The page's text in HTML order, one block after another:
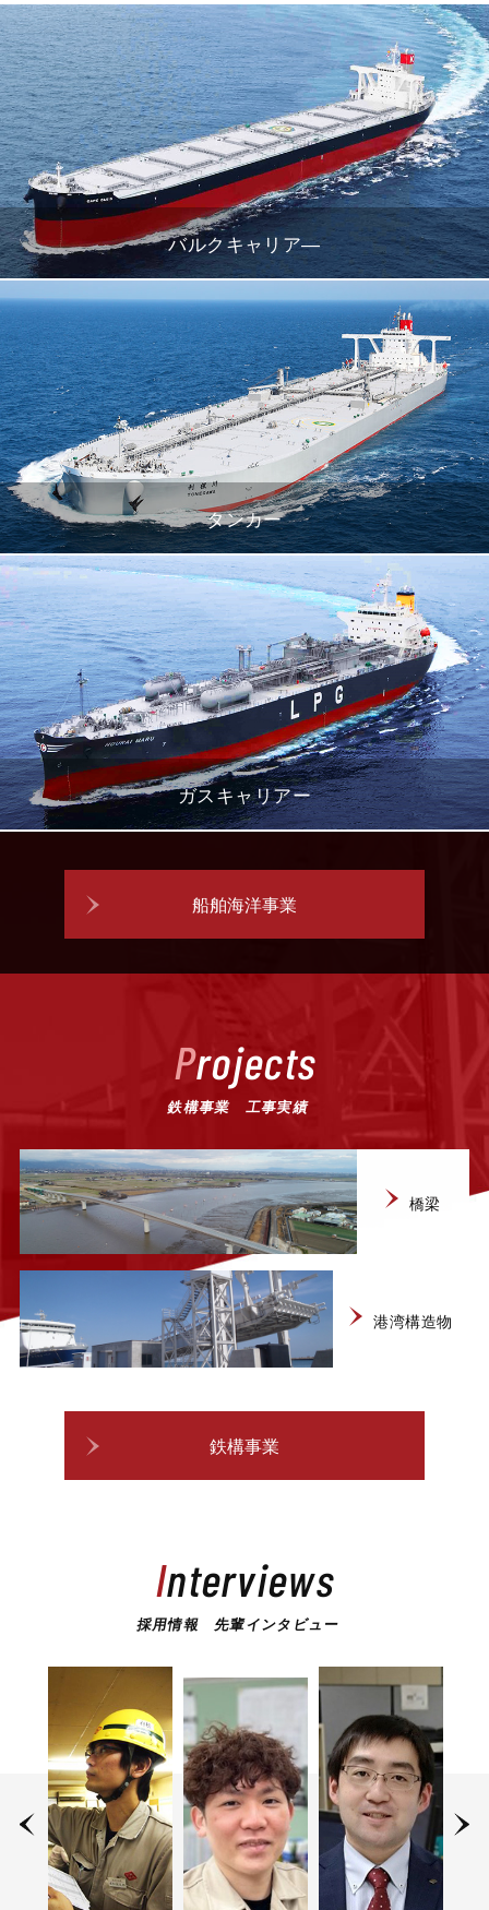
バルクキャリア―
タンカー
ガスキャリアー
船舶海洋事業
Projects
鉄構事業 工事実績
橋梁
港湾構造物
鉄構事業
Interviews
採用情報 先輩インタビュー